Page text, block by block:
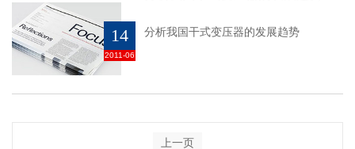
14
2011-06
分析我国干式变压器的发展趋势
上一页